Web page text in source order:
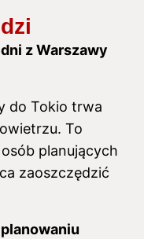
z Warszawy
do Tokio trwa
To
planujących
zaoszczędzić